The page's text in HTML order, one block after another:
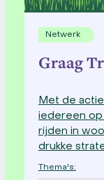
Netwerk
Graag
Met de
iedereen op
rijden in
drukke
Thema's: